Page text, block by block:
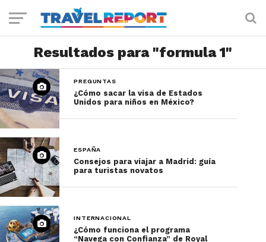
Resultados para "formula 1"
PREGUNTAS
¿Cómo sacar la visa de Estados
Unidos para niños en México?
ESPAÑA
Consejos para viajar a Madrid: guía
para turistas novatos
INTERNACIONAL
¿Cómo funciona el programa
“Navega con Confianza” de Royal